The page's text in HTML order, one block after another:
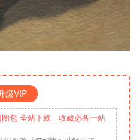
级VIP
包 全站下载，收藏必备一站